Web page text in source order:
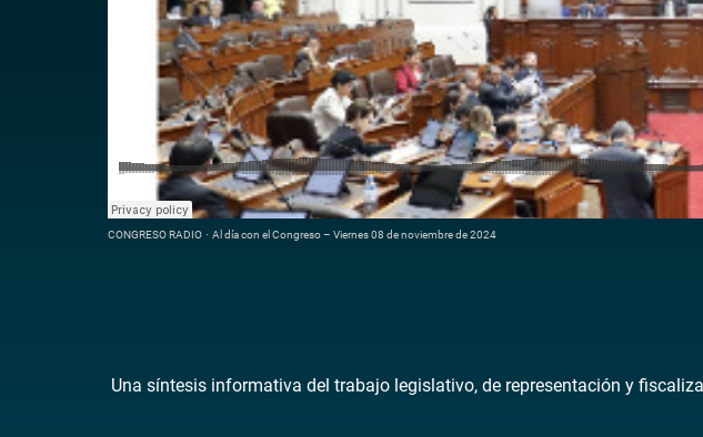
CONGRESO RADIO · Al día con el Congreso – Viernes 08 de noviembre de 2024
Una síntesis informativa del trabajo legislativo, de representación y